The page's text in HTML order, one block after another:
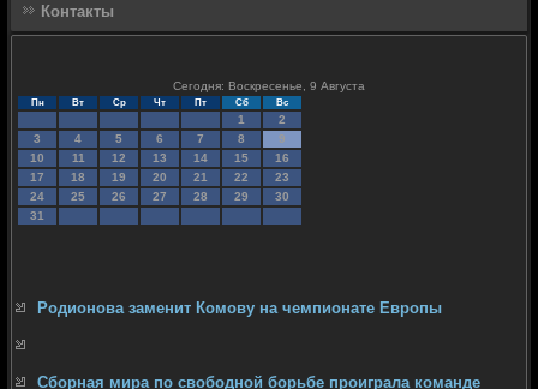
Контакты
Сегодня: Воскресенье, 9 Августа
Пн Вт Ср Чт Пт Сб Вс
1
2
3
4 5 6 7 8
9
10
11 12 13 14 15
16
17
18 19 20 21 22
23
24
25 26 27 28 29
30
31
Родионова заменит Комову на чемпионате Европы
Сборная мира по свободной борьбе проиграла команде